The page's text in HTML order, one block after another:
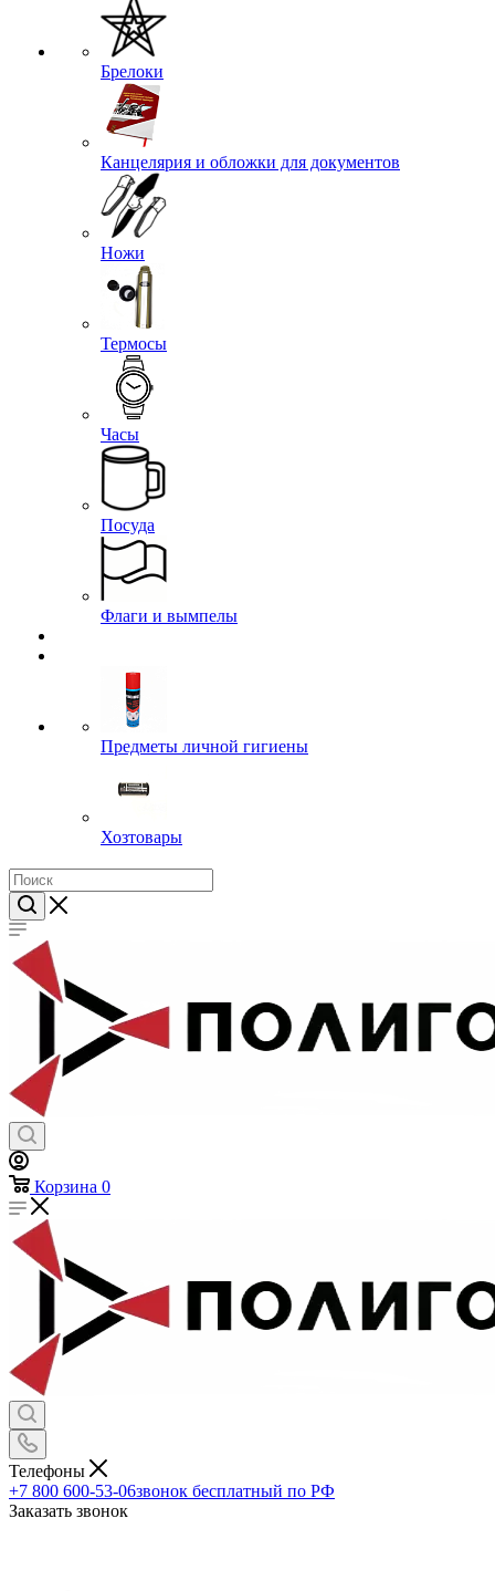
Брелоки
Канцелярия и обложки для документов
Ножи
Термосы
Часы
Посуда
Флаги и вымпелы
Предметы личной гигиены
Хозтовары
Корзина 0
Телефоны
+7 800 600-53-06звонок бесплатный по РФ
Заказать звонок